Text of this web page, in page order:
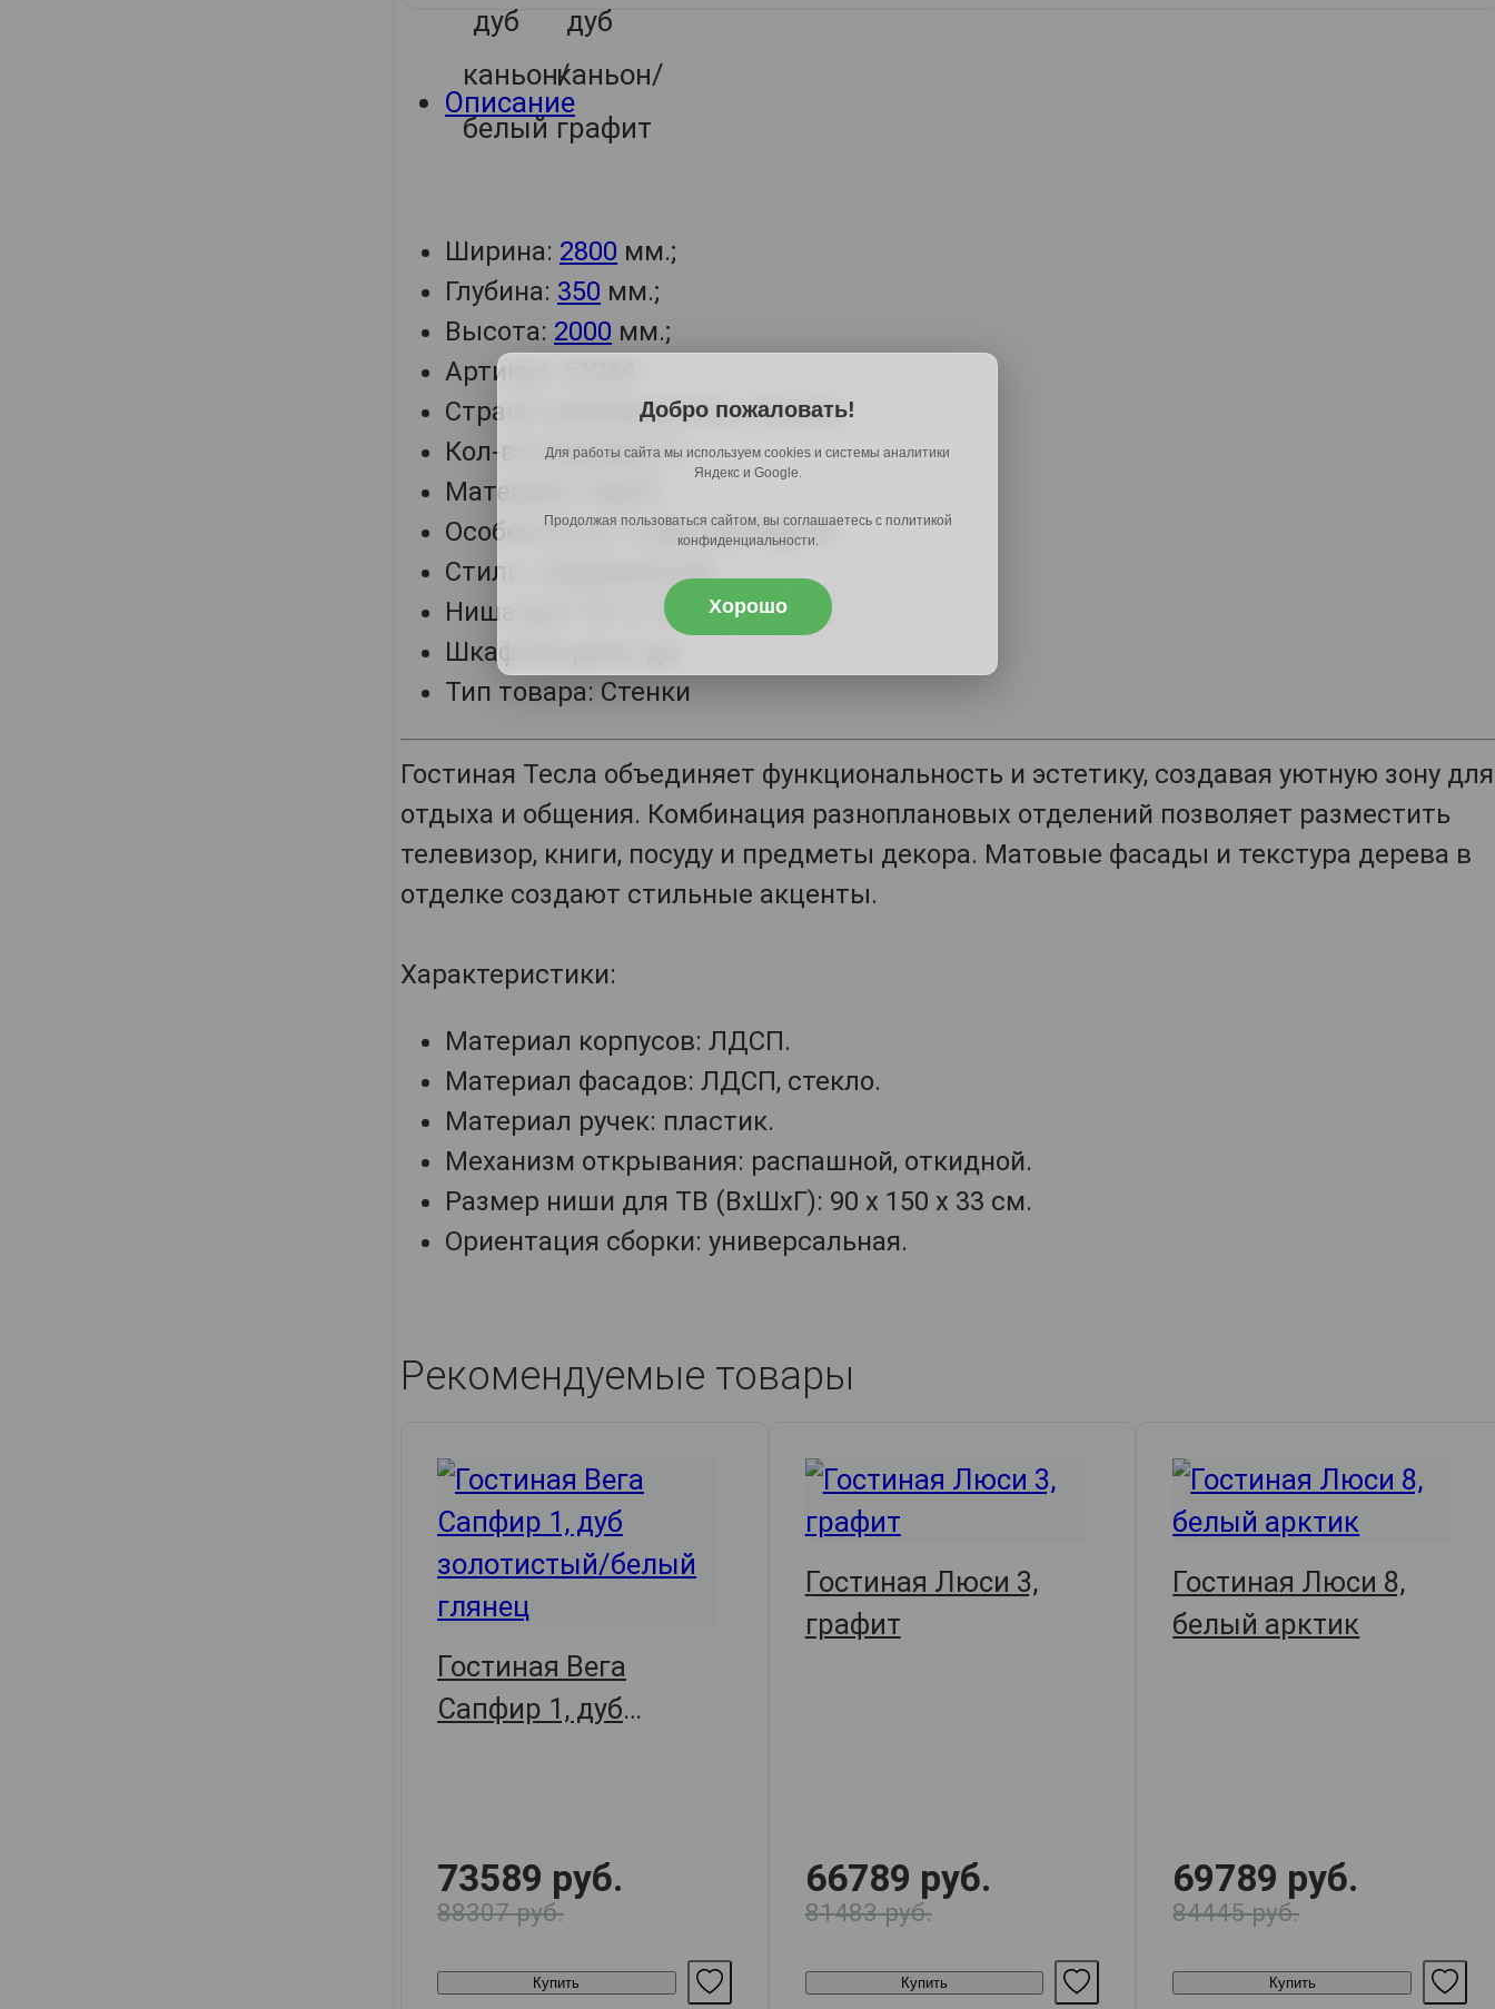
Описание
Ширина: 2800 мм.;
Глубина: 350 мм.;
Высота: 2000 мм.;
Артикул: 61264
Страна-производитель: Россия
Кол-во упаковок: 4.
Материал: ЛДСП.
Особенности: с местом под тв.
Стиль: современный.
Ниша для ТВ: от 50" (> 111 см).
Шкаф-витрина: да.
Тип товара: Стенки
Гостиная Тесла объединяет функциональность и эстетику, создавая уютную зону для
отдыха и общения. Комбинация разноплановых отделений позволяет разместить
телевизор, книги, посуду и предметы декора. Матовые фасады и текстура дерева в
отделке создают стильные акценты.
Характеристики:
Материал корпусов: ЛДСП.
Материал фасадов: ЛДСП, стекло.
Материал ручек: пластик.
Механизм открывания: распашной, откидной.
Размер ниши для ТВ (ВхШхГ): 90 х 150 х 33 см.
Ориентация сборки: универсальная.
Рекомендуемые товары
Гостиная Вега
Сапфир 1, дуб
73589 руб.
88307 руб.
Купить
Гостиная Люси 3,
графит
66789 руб.
81483 руб.
Купить
Гостиная Люси 8,
белый арктик
69789 руб.
84445 руб.
Купить
Добро пожаловать!
Для работы сайта мы используем cookies и системы аналитики
Яндекс и Google.
Продолжая пользоваться сайтом, вы соглашаетесь с политикой
конфиденциальности.
Хорошо